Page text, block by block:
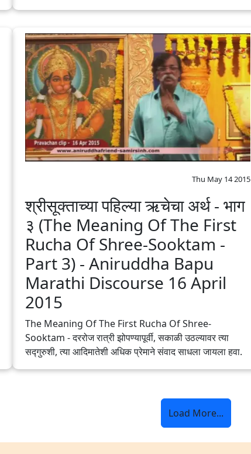
Thu May 14 2015
श्रीसूक्ताच्या पहिल्या ऋचेचा अर्थ - भाग
३ (The Meaning Of The First
Rucha Of Shree-Sooktam -
Part 3) - Aniruddha Bapu‬
‪Marathi‬ Discourse 16 April
2015
The Meaning Of The First Rucha Of Shree-
Sooktam - दररोज रात्री झोपण्यापूर्वी, सकाळी उठल्यावर त्या
सद्‍गुरुशी, त्या आदिमातेशी अधिक प्रेमाने संवाद साधला जायला हवा.
Load More...